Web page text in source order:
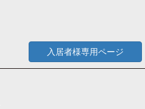
入居者様専用ページ